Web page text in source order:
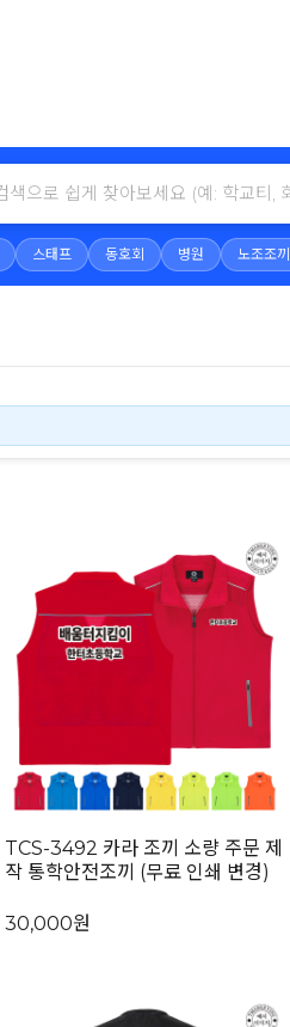
스태프 동호회 병원 노조조끼
TCS-3492 카라 조끼 소량 주문 제
작 통학안전조끼 (무료 인쇄 변경)
30,000원